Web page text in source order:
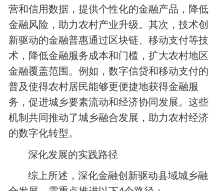
营和信用数据，提供个性化的金融产品，降低
金融风险，助力农村产业升级。其次，技术创
新驱动的金融普惠通过区块链、移动支付等技
术，降低金融服务成本和门槛，扩大农村地区
金融覆盖范围。例如，数字信贷和移动支付的
普及使得农村居民能够更便捷地获得金融服
务，促进城乡要素流动和经济协同发展。这些
机制共同推动了城乡融合发展，助力农村经济
的数字化转型。
深化发展的实践路径
综上所述，深化金融创新驱动县域城乡融